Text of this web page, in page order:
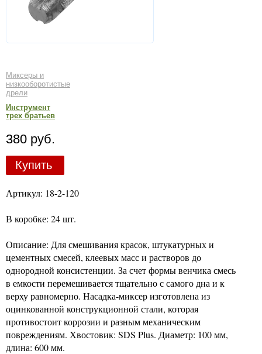
Миксеры и
низкооборотистые
дрели
Инструмент
трех братьев
380 руб.
Купить
Артикул: 18-2-120
В коробке: 24 шт.
Описание: Для смешивания красок, штукатурных и
цементных смесей, клеевых масс и растворов до
однородной консистенции. За счет формы венчика смесь
в емкости перемешивается тщательно с самого дна и к
верху равномерно. Насадка-миксер изготовлена из
оцинкованной конструкционной стали, которая
противостоит коррозии и разным механическим
повреждениям. Хвостовик: SDS Plus. Диаметр: 100 мм,
длина: 600 мм.